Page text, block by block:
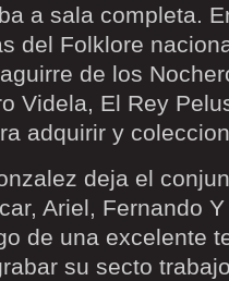
a sala completa.
del Folklore
de los
Videla, El Rey
adquirir y
deja el
Ariel, Fernando
de una excelente
su secto